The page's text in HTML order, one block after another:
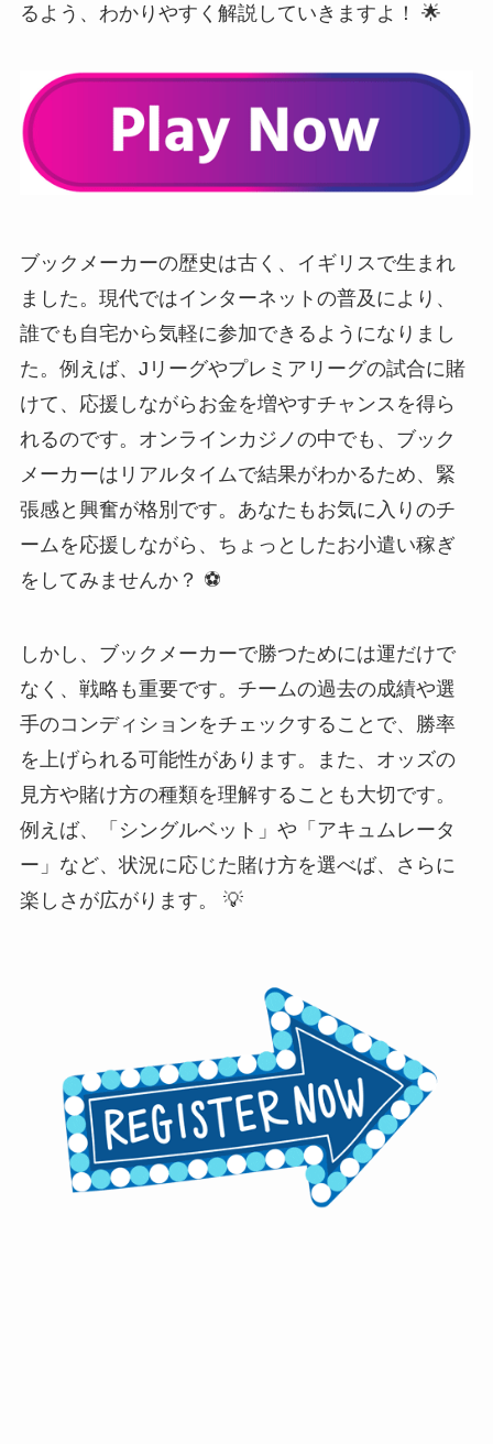
るよう、わかりやすく解説していきますよ！ 🌟
ブックメーカーの歴史は古く、イギリスで生まれ
ました。現代ではインターネットの普及により、
誰でも自宅から気軽に参加できるようになりまし
た。例えば、Jリーグやプレミアリーグの試合に賭
けて、応援しながらお金を増やすチャンスを得ら
れるのです。オンラインカジノの中でも、ブック
メーカーはリアルタイムで結果がわかるため、緊
張感と興奮が格別です。あなたもお気に入りのチ
ームを応援しながら、ちょっとしたお小遣い稼ぎ
をしてみませんか？ ⚽
しかし、ブックメーカーで勝つためには運だけで
なく、戦略も重要です。チームの過去の成績や選
手のコンディションをチェックすることで、勝率
を上げられる可能性があります。また、オッズの
見方や賭け方の種類を理解することも大切です。
例えば、「シングルベット」や「アキュムレータ
ー」など、状況に応じた賭け方を選べば、さらに
楽しさが広がります。 💡